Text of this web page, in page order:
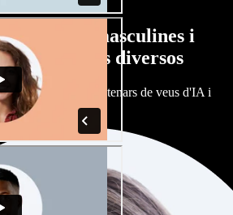
de veus masculines i
amb accents diversos
igual. Tria entre centenars de veus d'IA i